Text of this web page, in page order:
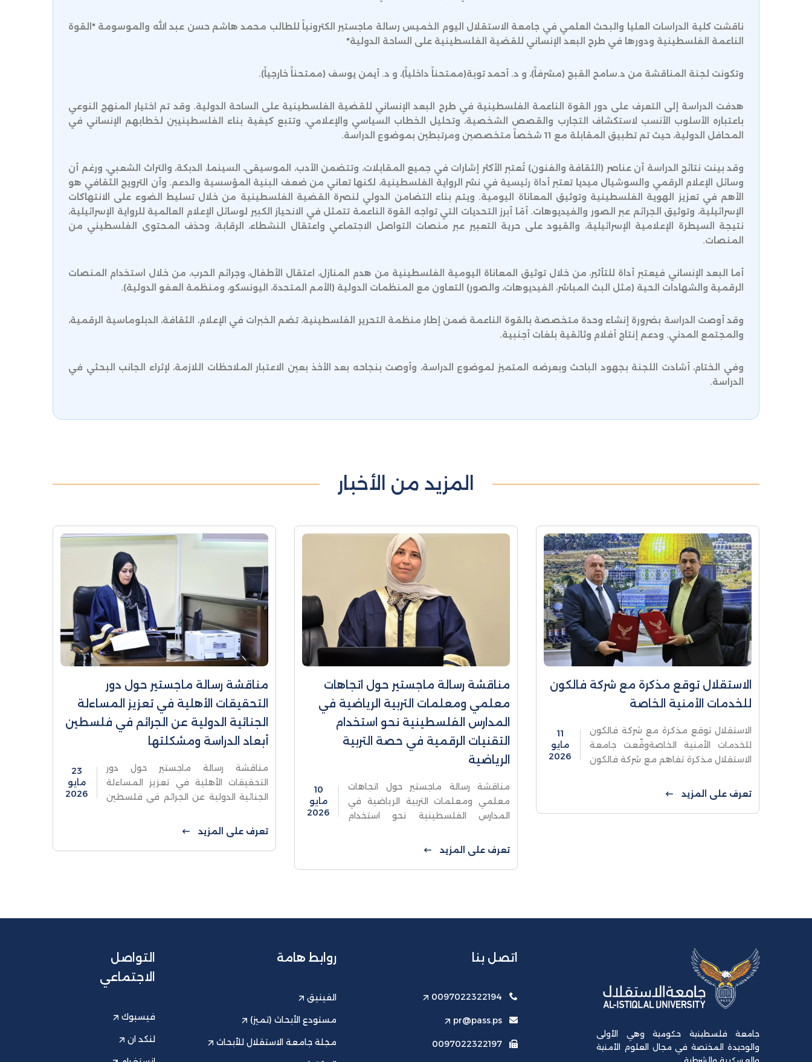
ناقشت كلية الدراسات العليا والبحث العلمي في جامعة الاستقلال اليوم الخميس رسالة ماجستير الكترونياً للطالب محمد هاشم حسن عبد الله والموسومة "القوة
الناعمة الفلسطينية ودورها في طرح البعد الإنساني للقضية الفلسطينية على الساحة الدولية"
وتكونت لجنة المناقشة من د.سامح القبج (مشرفاً)، و د. أحمد توبة(ممتحناً داخلياً)، و د. أيمن يوسف (ممتحناً خارجياً).
هدفت الدراسة إلى التعرف على دور القوة الناعمة الفلسطينية في طرح البعد الإنساني للقضية الفلسطينية على الساحة الدولية. وقد تم اختيار المنهج النوعي
باعتباره الأسلوب الأنسب لاستكشاف التجارب والقصص الشخصية، وتحليل الخطاب السياسي والإعلامي، وتتبع كيفية بناء الفلسطينيين لخطابهم الإنساني في
المحافل الدولية، حيث تم تطبيق المقابلة مع 11 شخصاً متخصصين ومرتبطين بموضوع الدراسة.
وقد بينت نتائج الدراسة أن عناصر (الثقافة والفنون) تُعتبر الأكثر إشارات في جميع المقابلات، وتتضمن الأدب، الموسيقى، السينما، الدبكة، والتراث الشعبي، ورغم أن
وسائل الإعلام الرقمي والسوشيال ميديا تعتبر أداة رئيسية في نشر الرواية الفلسطينية، لكنها تعاني من ضعف البنية المؤسسية والدعم. وأن الترويج الثقافي هو
الأهم في تعزيز الهوية الفلسطينية وتوثيق المعاناة اليومية. ويتم بناء التضامن الدولي لنصرة القضية الفلسطينية من خلال تسليط الضوء على الانتهاكات
الإسرائيلية، وتوثيق الجرائم عبر الصور والفيديوهات. أمّا أبرز التحديات التي تواجه القوة الناعمة تتمثل في الانحياز الكبير لوسائل الإعلام العالمية للرواية الإسرائيلية،
نتيجة السيطرة الإعلامية الإسرائيلية، والقيود على حرية التعبير عبر منصات التواصل الاجتماعي واعتقال النشطاء، الرقابة، وحذف المحتوى الفلسطيني من
المنصات.
أما البعد الإنساني فيعتبر أداة للتأثير، من خلال توثيق المعاناة اليومية الفلسطينية من هدم المنازل، اعتقال الأطفال، وجرائم الحرب، من خلال استخدام المنصات
الرقمية والشهادات الحية (مثل البث المباشر، الفيديوهات، والصور) التعاون مع المنظمات الدولية (الأمم المتحدة، اليونسكو، ومنظمة العفو الدولية).
وقد أوصت الدراسة بضرورة إنشاء وحدة متخصصة بالقوة الناعمة ضمن إطار منظمة التحرير الفلسطينية، تضم الخبرات في الإعلام، الثقافة، الدبلوماسية الرقمية،
والمجتمع المدني. ودعم إنتاج أفلام وثائقية بلغات أجنبية.
وفي الختام، أشادت اللجنة بجهود الباحث وبعرضه المتميز لموضوع الدراسة، وأوصت بنجاحه بعد الأخذ بعين الاعتبار الملاحظات اللازمة، لإثراء الجانب البحثي في
الدراسة.
المزيد من الأخبار
الاستقلال توقع مذكرة مع شركة فالكون
للخدمات الأمنية الخاصة
الاستقلال توقع مذكرة مع شركة فالكون
للخدمات الأمنية الخاصةوقّعت جامعة
الاستقلال مذكرة تفاهم مع شركة فالكون
العام الدكتور مجدي العطاري، وذلك في
إطار تعزيز التكامل ...
11
مايو
2026
تعرف على المزيد
مناقشة رسالة ماجستير حول اتجاهات
معلمي ومعلمات التربية الرياضية في
المدارس الفلسطينية نحو استخدام
التقنيات الرقمية في حصة التربية
الرياضية
مناقشة رسالة ماجستير حول اتجاهات
معلمي ومعلمات التربية الرياضية في
المدارس الفلسطينية نحو استخدام
الرياضيةناقشت كلية الدراسات العليا
والبحث العلمي في جامعة الاستقلال يوم
الأحد ...
10
مايو
2026
تعرف على المزيد
مناقشة رسالة ماجستير حول دور
التحقيقات الأهلية في تعزيز المساءلة
الجنائية الدولية عن الجرائم في فلسطين
أبعاد الدراسة ومشكلتها
مناقشة رسالة ماجستير حول دور
التحقيقات الأهلية في تعزيز المساءلة
الجنائية الدولية عن الجرائم في فلسطين
الدراسات العليا والبحث العلمي في جامعة
الاستقلال يوم السبت رسالة ...
23
مايو
2026
تعرف على المزيد
جامعة فلسطينية حكومية وهي الأولى
والوحيدة المختصة في مجال العلوم الأمنية
اتصل بنا
0097022322194
pr@pass.ps
0097022322197
روابط هامة
الفينيق
مستودع الأبحاث (تميز)
مجلة جامعة الاستقلال للأبحاث
التواصل
الاجتماعي
فيسبوك
لنكد ان